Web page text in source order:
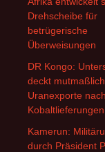
Drehscheibe für
betrügerische
Überweisungen
DR Kongo:
deckt
Uranexporte
Kamerun:
durch Präsident